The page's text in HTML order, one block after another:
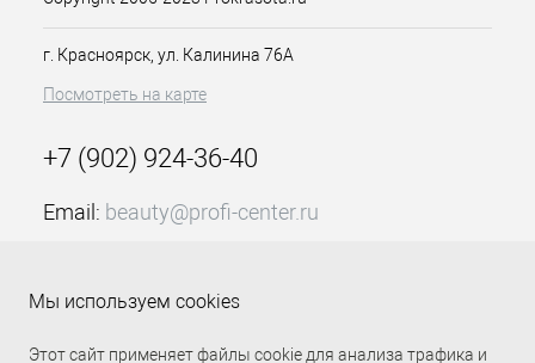
г. Красноярск, ул. Калинина 76А
Посмотреть на карте
+7 (902) 924-36-40
Email: beauty@profi-center.ru
Прямая связь Profi Center
Мы используем cookies
Этот сайт применяет файлы cookie для анализа трафика и